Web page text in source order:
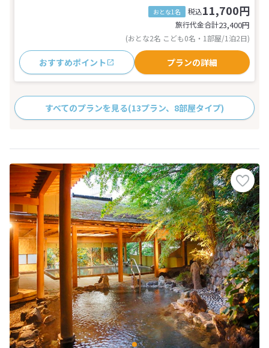
おとな1名 税込11,700円
旅行代金合計23,400円
(おとな2名 こども0名・1部屋/1泊2日)
おすすめポイント プランの詳細
すべてのプランを見る(13プラン、8部屋タイプ)